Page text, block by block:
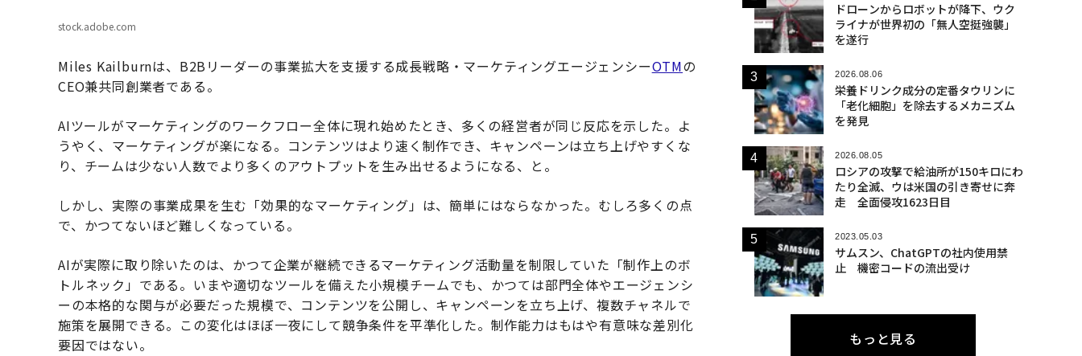
stock.adobe.com
Miles Kailburnは、B2Bリーダーの事業拡大を支援する成長戦略・マーケティングエージェンシーOTMの
CEO兼共同創業者である。
AIツールがマーケティングのワークフロー全体に現れ始めたとき、多くの経営者が同じ反応を示した。 よ
うやく、マーケティングが楽になる。コンテンツはより速く制作でき、キャンペーンは立ち上げやすくな
り、チームは少ない人数でより多くのアウトプットを生み出せるようになる、と。
しかし、実際の事業成果を生む「効果的なマーケティング」は、簡単にはならなかった。むしろ多くの点
で、かつてないほど難しくなっている。
AIが実際に取り除いたのは、かつて企業が継続できるマーケティング活動量を制限していた「制作上のボ
トルネック」である。いまや適切なツールを備えた小規模チームでも、かつては部門全体やエージェンシ
ーの本格的な関与が必要だった規模で、コンテンツを公開し、キャンペーンを立ち上げ、複数チャネルで
施策を展開できる。この変化はほぼ一夜にして競争条件を平準化した。制作能力はもはや有意味な差別化
要因ではない。
ドローンからロボットが降下、ウク
ライナが世界初の「無人空挺強襲」
を遂行
2026.08.06
栄養ドリンク成分の定番タウリンに
「老化細胞」を除去するメカニズム
を発見
2026.08.05
ロシアの攻撃で給油所が150キロにわ
たり全滅、ウは米国の引き寄せに奔
走 全面侵攻1623日目
2023.05.03
サムスン、ChatGPTの社内使用禁
止 機密コードの流出受け
もっと見る